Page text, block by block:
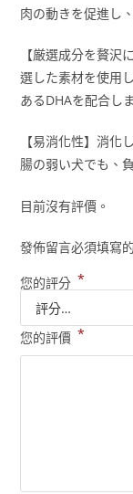
肉の動きを促進し
【厳選成分を贅沢
選した素材を使用
あるDHAを配合
【易消化性】消化
腸の弱い犬でも、
目前沒有評價。
發佈留言必須填寫
您的評分 *
您的評價 *